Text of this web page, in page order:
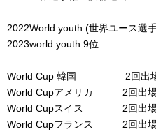
2022World youth (世界ユース選
2023world youth 9位
World Cup 韓国 2回出
World Cupアメリカ 2回出
World Cupスイス 2回出
World Cupフランス 2回出